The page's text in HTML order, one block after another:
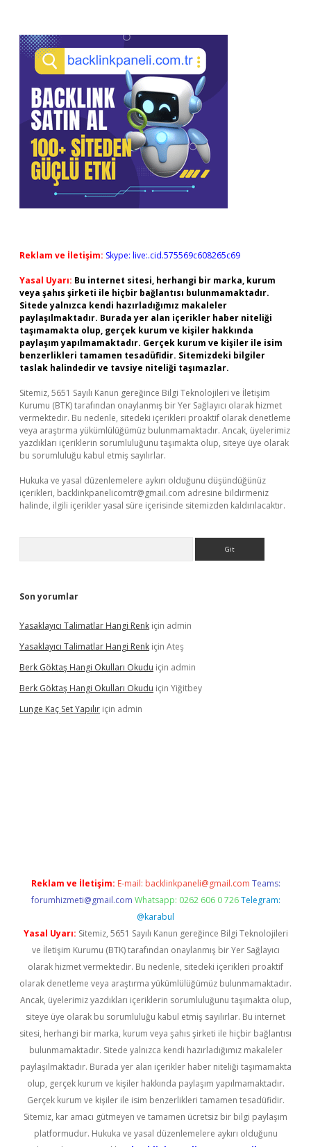
Reklam ve İletişim: Skype: live:.cid.575569c608265c69
Yasal Uyarı: Bu internet sitesi, herhangi bir marka, kurum
veya şahıs şirketi ile hiçbir bağlantısı bulunmamaktadır.
Sitede yalnızca kendi hazırladığımız makaleler
paylaşılmaktadır. Burada yer alan içerikler haber niteliği
taşımamakta olup, gerçek kurum ve kişiler hakkında
paylaşım yapılmamaktadır. Gerçek kurum ve kişiler ile isim
benzerlikleri tamamen tesadüfidir. Sitemizdeki bilgiler
taslak halindedir ve tavsiye niteliği taşımazlar.
Sitemiz, 5651 Sayılı Kanun gereğince Bilgi Teknolojileri ve İletişim
Kurumu (BTK) tarafından onaylanmış bir Yer Sağlayıcı olarak hizmet
vermektedir. Bu nedenle, sitedeki içerikleri proaktif olarak denetleme
veya araştırma yükümlülüğümüz bulunmamaktadır. Ancak, üyelerimiz
yazdıkları içeriklerin sorumluluğunu taşımakta olup, siteye üye olarak
bu sorumluluğu kabul etmiş sayılırlar.
Hukuka ve yasal düzenlemelere aykırı olduğunu düşündüğünüz
içerikleri, backlinkpanelicomtr@gmail.com adresine bildirmeniz
halinde, ilgili içerikler yasal süre içerisinde sitemizden kaldırılacaktır.
Son yorumlar
Yasaklayıcı Talimatlar Hangi Renk için admin
Yasaklayıcı Talimatlar Hangi Renk için Ateş
Berk Göktaş Hangi Okulları Okudu için admin
Berk Göktaş Hangi Okulları Okudu için Yiğitbey
Lunge Kaç Set Yapılır için admin
Reklam ve İletişim: E-mail: backlinkpaneli@gmail.com Teams:
forumhizmeti@gmail.com Whatsapp: 0262 606 0 726 Telegram:
@karabul
Yasal Uyarı: Sitemiz, 5651 Sayılı Kanun gereğince Bilgi Teknolojileri
ve İletişim Kurumu (BTK) tarafından onaylanmış bir Yer Sağlayıcı
olarak hizmet vermektedir. Bu nedenle, sitedeki içerikleri proaktif
olarak denetleme veya araştırma yükümlülüğümüz bulunmamaktadır.
Ancak, üyelerimiz yazdıkları içeriklerin sorumluluğunu taşımakta olup,
siteye üye olarak bu sorumluluğu kabul etmiş sayılırlar. Bu internet
sitesi, herhangi bir marka, kurum veya şahıs şirketi ile hiçbir bağlantısı
bulunmamaktadır. Sitede yalnızca kendi hazırladığımız makaleler
paylaşılmaktadır. Burada yer alan içerikler haber niteliği taşımamakta
olup, gerçek kurum ve kişiler hakkında paylaşım yapılmamaktadır.
Gerçek kurum ve kişiler ile isim benzerlikleri tamamen tesadüfidir.
Sitemiz, kar amacı gütmeyen ve tamamen ücretsiz bir bilgi paylaşım
platformudur. Hukuka ve yasal düzenlemelere aykırı olduğunu